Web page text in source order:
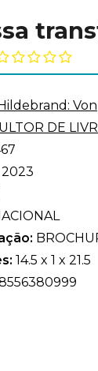
Von
DE
2023
14.5 x 1 x 21.5